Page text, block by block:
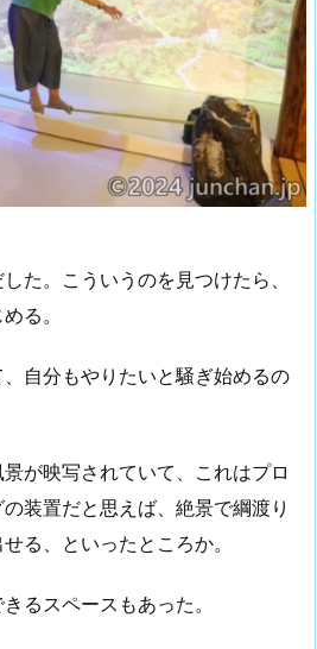
た。こういうのを見つけたら、
る。
自分もやりたいと騒ぎ始めるの
が映写されていて、これはプロ
装置だと思えば、絶景で綱渡り
る、といったところか。
るスペースもあった。